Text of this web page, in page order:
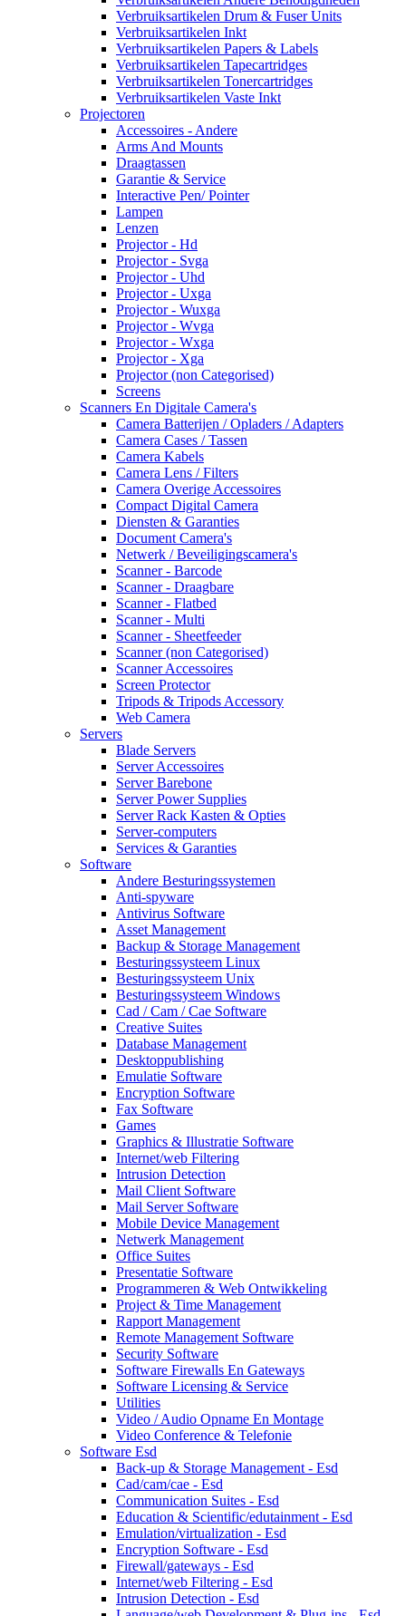
Verbruiksartikelen Drum & Fuser Units
Verbruiksartikelen Inkt
Verbruiksartikelen Papers & Labels
Verbruiksartikelen Tapecartridges
Verbruiksartikelen Tonercartridges
Verbruiksartikelen Vaste Inkt
Projectoren
Accessoires - Andere
Arms And Mounts
Draagtassen
Garantie & Service
Interactive Pen/ Pointer
Lampen
Lenzen
Projector - Hd
Projector - Svga
Projector - Uhd
Projector - Uxga
Projector - Wuxga
Projector - Wvga
Projector - Wxga
Projector - Xga
Projector (non Categorised)
Screens
Scanners En Digitale Camera's
Camera Batterijen / Opladers / Adapters
Camera Cases / Tassen
Camera Kabels
Camera Lens / Filters
Camera Overige Accessoires
Compact Digital Camera
Diensten & Garanties
Document Camera's
Netwerk / Beveiligingscamera's
Scanner - Barcode
Scanner - Draagbare
Scanner - Flatbed
Scanner - Multi
Scanner - Sheetfeeder
Scanner (non Categorised)
Scanner Accessoires
Screen Protector
Tripods & Tripods Accessory
Web Camera
Servers
Blade Servers
Server Accessoires
Server Barebone
Server Power Supplies
Server Rack Kasten & Opties
Server-computers
Services & Garanties
Software
Andere Besturingssystemen
Anti-spyware
Antivirus Software
Asset Management
Backup & Storage Management
Besturingssysteem Linux
Besturingssysteem Unix
Besturingssysteem Windows
Cad / Cam / Cae Software
Creative Suites
Database Management
Desktoppublishing
Emulatie Software
Encryption Software
Fax Software
Games
Graphics & Illustratie Software
Internet/web Filtering
Intrusion Detection
Mail Client Software
Mail Server Software
Mobile Device Management
Netwerk Management
Office Suites
Presentatie Software
Programmeren & Web Ontwikkeling
Project & Time Management
Rapport Management
Remote Management Software
Security Software
Software Firewalls En Gateways
Software Licensing & Service
Utilities
Video / Audio Opname En Montage
Video Conference & Telefonie
Software Esd
Back-up & Storage Management - Esd
Cad/cam/cae - Esd
Communication Suites - Esd
Education & Scientific/edutainment - Esd
Emulation/virtualization - Esd
Encryption Software - Esd
Firewall/gateways - Esd
Internet/web Filtering - Esd
Intrusion Detection - Esd